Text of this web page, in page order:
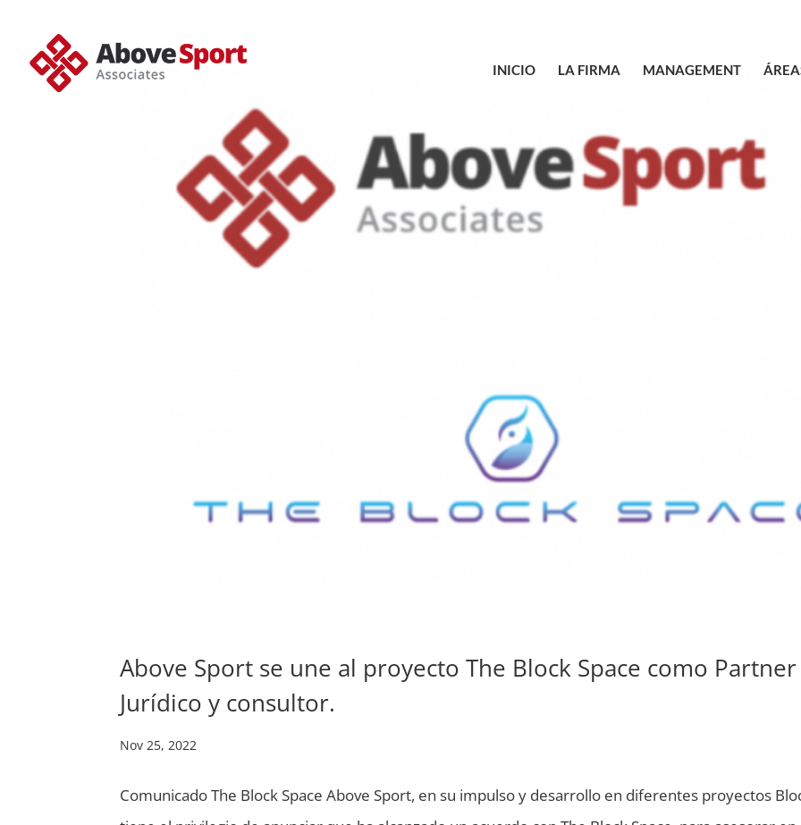
INICIO LA FIRMA MANAGEMENT
Above Sport se une al proyecto The Block Space como Partner
Jurídico y consultor.
Nov 25, 2022
Comunicado The Block Space Above Sport, en su impulso y desarrollo en diferentes proyectos